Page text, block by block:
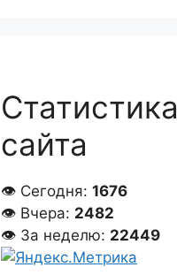
Статистика
сайта
👁 Сегодня: 1676
👁 Вчера: 2482
👁 За неделю: 22449